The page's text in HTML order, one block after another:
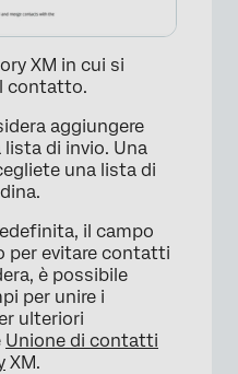
×
XM in cui si
contatto.
aggiungere
di invio. Una
una lista di
il campo
per evitare contatti
è possibile
per unire i
ulteriori
Unione di contatti
XM.